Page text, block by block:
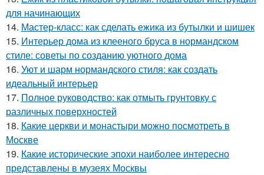
для начинающих
14. Мастер-класс: как сделать ежика из бутылки и шишек
15. Интерьер дома из клееного бруса в нормандском
стиле: советы по созданию уютного дома
16. Уют и шарм нормандского стиля: как создать
идеальный интерьер
17. Полное руководство: как отмыть грунтовку с
различных поверхностей
18. Какие церкви и монастыри можно посмотреть в
Москве
19. Какие исторические эпохи наиболее интересно
представлены в музеях Москвы